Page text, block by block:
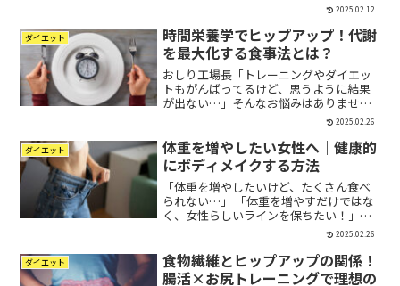
2025.02.12
ダイエット
時間栄養学でヒップアップ！代謝
を最大化する食事法とは？
おしり工場長「トレーニングやダイエッ
トもがんばってるけど、思うように結果
が出ない…」そんなお悩みはありません
か？実は、ヒップアップには「食事の時
間」も大きく関わってくるのです✨今回
は、時間栄養学を駆使して、おしりを持
ち上げ、美しいシルエット...
2025.02.26
ダイエット
体重を増やしたい女​​性へ｜健康的
にボディメイクする方法
「体重を増やしたいけど、たくさん食べ
られない…」 「体重を増やすだけではな
く、女性らしいラインを保ちたい！」こ
のように感じている女性は意外と多いも
のです。カロリーを増やして体重を増や
すのではなく、筋肉をつけながらボディ
メイクし、理想のシルエ...
2025.02.26
ダイエット
食物繊維とヒップアップの関係！
腸活×お尻トレーニングで理想の